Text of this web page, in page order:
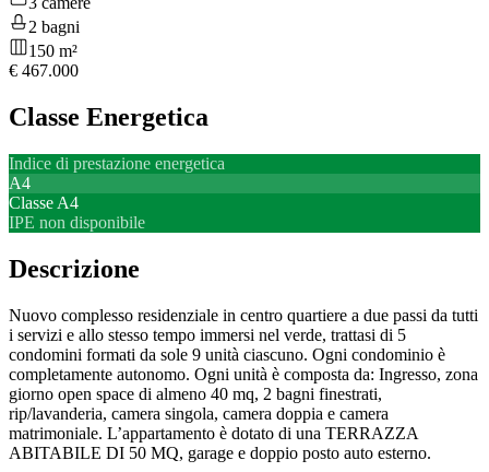
2 bagni
150 m²
€ 467.000
Classe Energetica
Indice di prestazione energetica
A4
Classe A4
IPE non disponibile
Descrizione
Nuovo complesso residenziale in centro quartiere a due passi da tutti
i servizi e allo stesso tempo immersi nel verde, trattasi di 5
condomini formati da sole 9 unità ciascuno. Ogni condominio è
completamente autonomo. Ogni unità è composta da: Ingresso, zona
giorno open space di almeno 40 mq, 2 bagni finestrati,
rip/lavanderia, camera singola, camera doppia e camera
matrimoniale. L’appartamento è dotato di una TERRAZZA
ABITABILE DI 50 MQ, garage e doppio posto auto esterno.